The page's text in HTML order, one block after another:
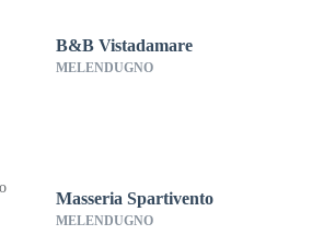
B&B Vistadamare
MELENDUGNO
Masseria Spartivento
MELENDUGNO